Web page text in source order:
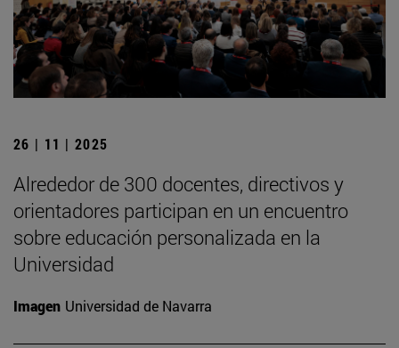
26 | 11 | 2025
Alrededor de 300 docentes, directivos y
orientadores participan en un encuentro
sobre educación personalizada en la
Universidad
Imagen Universidad de Navarra